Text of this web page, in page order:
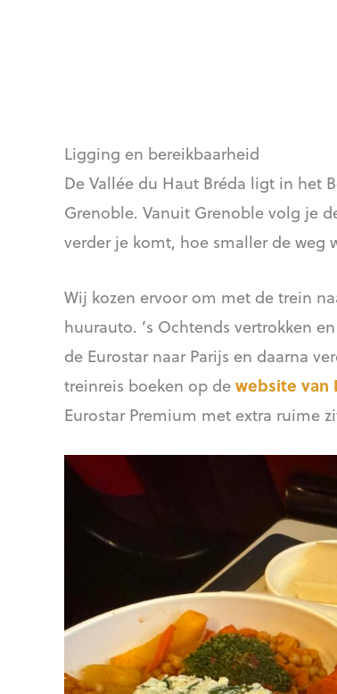
Ligging en bereikbaarheid
De Vallée du Haut Bréda ligt in het
Grenoble. Vanuit Grenoble volg je
verder je komt, hoe smaller de weg
Wij kozen ervoor om met de trein
huurauto. ’s Ochtends vertrokken
de Eurostar naar Parijs en daarna
treinreis boeken op dewebsite van
Eurostar Premium met extra ruime